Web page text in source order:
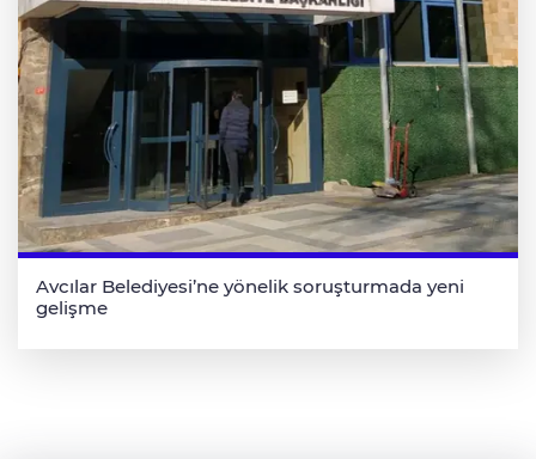
Avcılar Belediyesi’ne yönelik soruşturmada yeni
gelişme